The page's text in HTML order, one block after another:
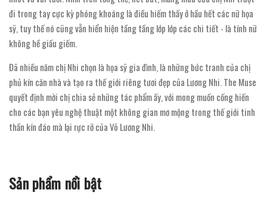
đi trong tay cực kỳ phóng khoáng là điều hiếm thấy ở hầu hết các nữ họa
sỹ, tuy thế nó cũng vẫn hiển hiện tầng tầng lớp lớp các chi tiết - là tính nữ
không hề giấu giếm.
Đã nhiều năm chị Nhi chọn là họa sỹ gia đình, là những bức tranh của chị
phủ kín căn nhà và tạo ra thế giới riêng tươi đẹp của Lương Nhi. The Muse
quyết định mời chị chia sẻ những tác phẩm ấy, với mong muốn cống hiến
cho các bạn yêu nghệ thuật một không gian mơ mộng trong thế giới tinh
thần kín đáo mà lại rực rỡ của Võ Lương Nhi.
Sản phẩm nổi bật